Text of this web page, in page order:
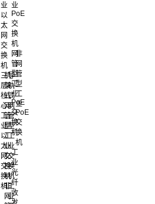
业
以
太
网
交
换
机
三
层
核
心
工
业
以
太
网
交
换
机
机
架
式
网
管
型
工
业
交
换
机
导
轨
式
网
管
型
工
业
交
换
机
非
网
工
业
业
PoE
交
换
机
网
管
型
工
业
PoE
交
换
机
非
网
管
型
工
业
PoE
交
换
机
工
业
光
纤
收